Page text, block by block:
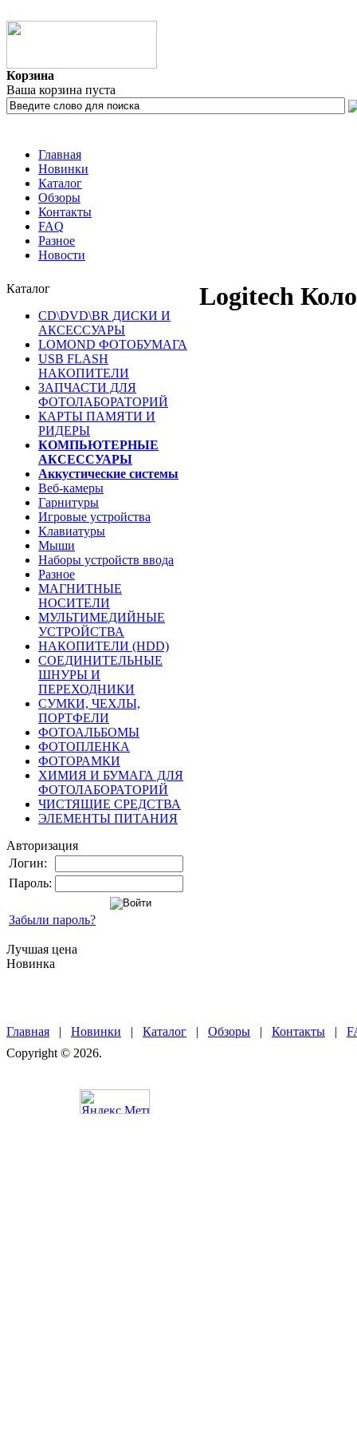
Корзина
Ваша корзина пуста
Главная
Новинки
Каталог
Обзоры
Контакты
FAQ
Разное
Новости
Каталог
CD\DVD\BR ДИСКИ И
АКСЕССУАРЫ
LOMOND ФОТОБУМАГА
USB FLASH
НАКОПИТЕЛИ
ЗАПЧАСТИ ДЛЯ
ФОТОЛАБОРАТОРИЙ
КАРТЫ ПАМЯТИ И
РИДЕРЫ
КОМПЬЮТЕРНЫЕ
АКСЕССУАРЫ
Аккустические системы
Веб-камеры
Гарнитуры
Игровые устройства
Клавиатуры
Мыши
Наборы устройств ввода
Разное
МАГНИТНЫЕ
НОСИТЕЛИ
МУЛЬТИМЕДИЙНЫЕ
УСТРОЙСТВА
НАКОПИТЕЛИ (HDD)
СОЕДИНИТЕЛЬНЫЕ
ШНУРЫ И
ПЕРЕХОДНИКИ
СУМКИ, ЧЕХЛЫ,
ПОРТФЕЛИ
ФОТОАЛЬБОМЫ
ФОТОПЛЕНКА
ФОТОРАМКИ
ХИМИЯ И БУМАГА ДЛЯ
ФОТОЛАБОРАТОРИЙ
ЧИСТЯЩИЕ СРЕДСТВА
ЭЛЕМЕНТЫ ПИТАНИЯ
Авторизация
Логин:
Пароль:
Забыли пароль?
Лучшая цена
Новинка
Logitech
Главная | Новинки | Каталог | Обзоры | Контакты |
Copyright © 2026.